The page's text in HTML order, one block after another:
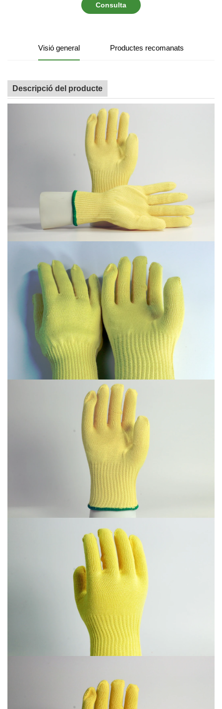
Consulta
Visió general Productes recomanats
Descripció del producte